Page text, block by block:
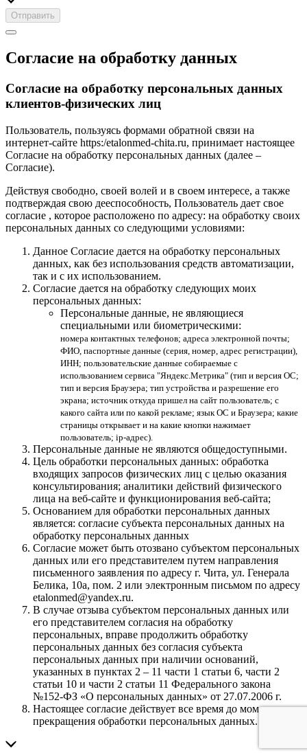
Отправить
Согласие на обработку данных
Согласие на обработку персональных данных
клиентов-физических лиц
Пользователь, пользуясь формами обратной связи на
интернет-сайте https:/etalonmed-chita.ru, принимает настоящее
Согласие на обработку персональных данных (далее –
Согласие).
Действуя свободно, своей волей и в своем интересе, а также
подтверждая свою дееспособность, Пользователь дает свое
согласие , которое расположено по адресу: на обработку своих
персональных данных со следующими условиями:
Данное Согласие дается на обработку персональных
данных, как без использования средств автоматизации,
так и с их использованием.
Согласие дается на обработку следующих моих
персональных данных:
Персональные данные, не являющиеся
специальными или биометрическими:
номера контактных телефонов; адреса электронной почты;
ФИО, паспортные данные (серия, номер, адрес регистрации),
ИНН; пользовательские данные собираемые с
использованием сервиса "Яндекс.Метрика" (тип и версия ОС;
тип и версия Браузера; тип устройства и разрешение его
экрана; источник откуда пришел на сайт пользователь; с
какого сайта или по какой рекламе; язык ОС и Браузера; какие
страницы открывает и на какие кнопки нажимает
пользователь; ip-адрес).
Персональные данные не являются общедоступными.
Цель обработки персональных данных: обработка
входящих запросов физических лиц с целью оказания
консультирования; аналитики действий физического
лица на веб-сайте и функционирования веб-сайта;
Основанием для обработки персональных данных
является: согласие субъекта персональных данных на
обработку персональных данных
Согласие может быть отозвано субъектом персональных
данных или его представителем путем направления
письменного заявления по адресу г. Чита, ул. Генерала
Белика, 10а, пом. 2 или электронным письмом по адресу
etalonmed@yandex.ru.
В случае отзыва субъектом персональных данных или
его представителем согласия на обработку
персональных, вправе продолжить обработку
персональных данных без согласия субъекта
персональных данных при наличии оснований,
указанных в пунктах 2 – 11 части 1 статьи 6, части 2
статьи 10 и части 2 статьи 11 Федерального закона
№152-ФЗ «О персональных данных» от 27.07.2006 г.
Настоящее согласие действует все время до момента
прекращения обработки персональных данных.